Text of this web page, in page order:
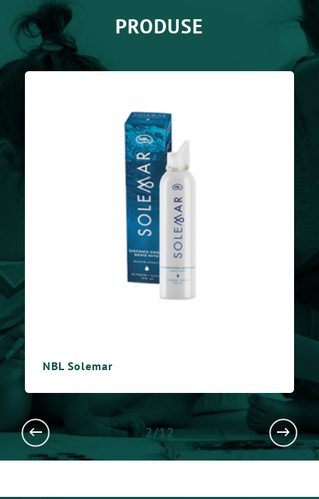
PRODUSE
NBL Solemar
2/12